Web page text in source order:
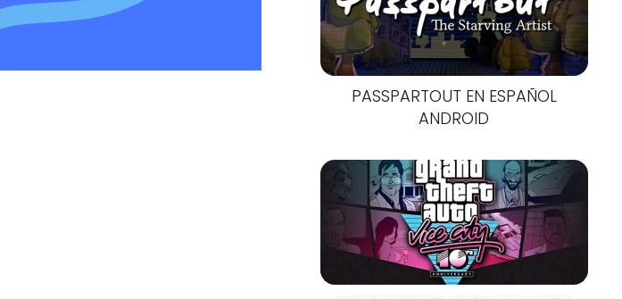
PASSPARTOUT EN ESPAÑOL
ANDROID